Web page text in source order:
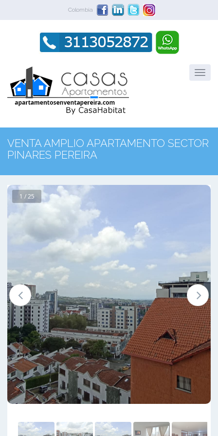
Colombia
VENTA AMPLIO APARTAMENTO SECTOR
PINARES PEREIRA
1 / 25